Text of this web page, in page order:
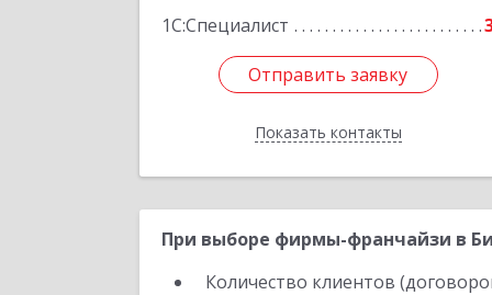
1С:Специалист
Отправить заявку
Показать контакты
Отправить заявку
Назад
При выборе фирмы-франчайзи в
Количество клиентов